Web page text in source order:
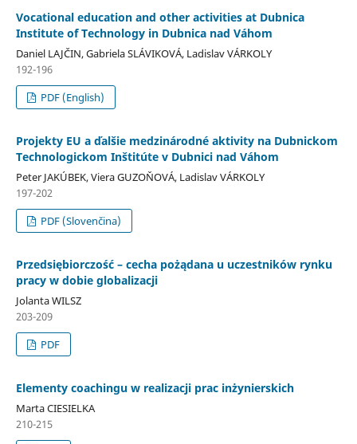
Vocational education and other activities at Dubnica
Institute of Technology in Dubnica nad Váhom
Daniel LAJČIN, Gabriela SLÁVIKOVÁ, Ladislav VÁRKOLY
192-196
PDF (English)
Projekty EU a ďalšie medzinárodné aktivity na Dubnickom
Technologickom Inštitúte v Dubnici nad Váhom
Peter JAKÚBEK, Viera GUZOŇOVÁ, Ladislav VÁRKOLY
197-202
PDF (Slovenčina)
Przedsiębiorczość – cecha pożądana u uczestników rynku
pracy w dobie globalizacji
Jolanta WILSZ
203-209
PDF
Elementy coachingu w realizacji prac inżynierskich
Marta CIESIELKA
210-215